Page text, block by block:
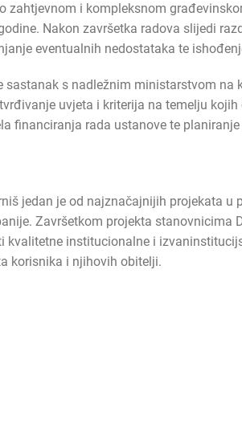
zahtjevnom i kompleksnom
Nakon završetka radova slijedi
eventualnih nedostataka te
sastanak s nadležnim ministarstvom na
uvjeta i kriterija na temelju
financiranja rada ustanove te
jedan je od najznačajnijih projekata
Završetkom projekta stanovnicima
kvalitetne institucionalne i
korisnika i njihovih obitelji.